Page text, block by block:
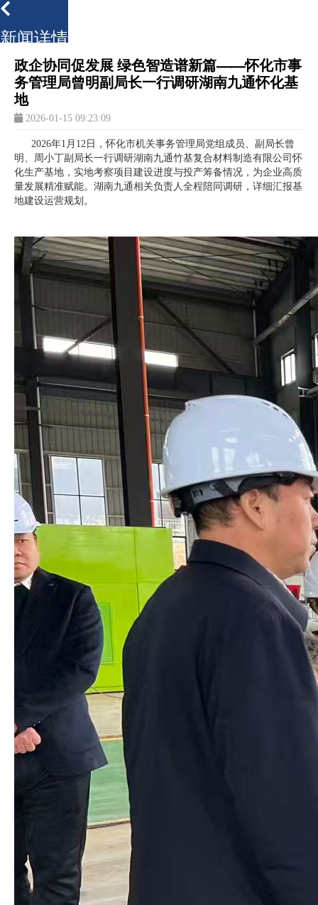
新闻详情
政企协同促发展 绿色智造谱新篇——怀化市事
务管理局曾明副局长一行调研湖南九通怀化基
地
2026-01-15 09:23:09
2026年1月12日，怀化市机关事务管理局党组成员、副局长曾
明、周小丁副局长一行调研湖南九通竹基复合材料制造有限公司怀
化生产基地，实地考察项目建设进度与投产筹备情况，为企业高质
量发展精准赋能。湖南九通相关负责人全程陪同调研，详细汇报基
地建设运营规划。